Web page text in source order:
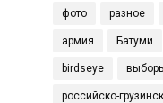
фото разное
армия Батуми
birdseye
российско-